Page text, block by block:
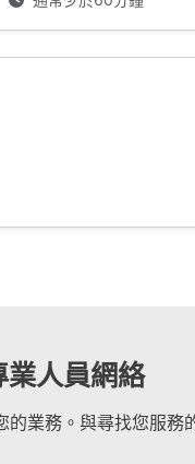
業人員網絡
的業務。與尋找您服務